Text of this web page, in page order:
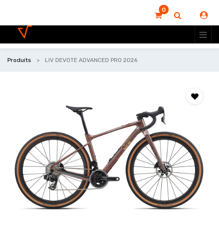
0
Produits LIV DEVOTE ADVANCED PRO 2026